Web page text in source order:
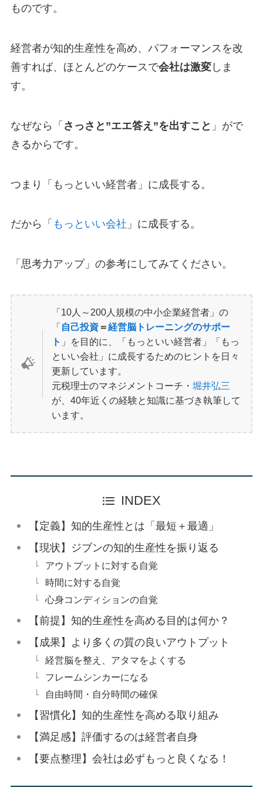
ものです。
経営者が知的生産性を高め、パフォーマンスを改
善すれば、ほとんどのケースで会社は激変しま
す。
なぜなら「 さっさと”エエ答え”を出すこと 」がで
きるからです。
つまり「もっといい経営者」に成長する。
だから「 もっといい会社 」に成長する。
「思考力アップ」の参考にしてみてください。
「10人～200人規模の中小企業経営者」の
「自己投資＝経営脳トレーニングのサポー
ト 」を目的に、「もっといい経営者」「もっ
といい会社」に成長するためのヒントを日々
更新しています。
元税理士のマネジメントコーチ・堀井弘三
が、40年近くの経験と知識に基づき執筆して
います。
INDEX
【定義】知的生産性とは「最短＋最適」
【現状】ジブンの知的生産性を振り返る
アウトプットに対する自覚
時間に対する自覚
心身コンディションの自覚
【前提】知的生産性を高める目的は何か？
【成果】より多くの質の良いアウトプット
経営脳を整え、アタマをよくする
フレームシンカーになる
自由時間・自分時間の確保
【習慣化】知的生産性を高める取り組み
【満足感】評価するのは経営者自身
【要点整理】会社は必ずもっと良くなる！